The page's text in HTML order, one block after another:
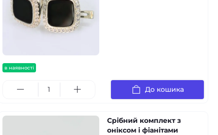
в наявності
До кошика
Срібний комплект з
оніксом і фіанітами